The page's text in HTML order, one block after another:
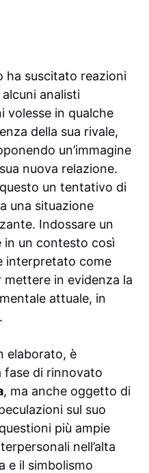
ha suscitato reazioni
analisti
volesse in qualche
della sua rivale,
un’immagine
nuova relazione.
questo un tentativo di
una situazione
Indossare un
in un contesto così
interpretato come
in evidenza la
attuale, in
elaborato, è
fase di rinnovato
, ma anche oggetto di
sul suo
più ampie
nell’alta
e il simbolismo